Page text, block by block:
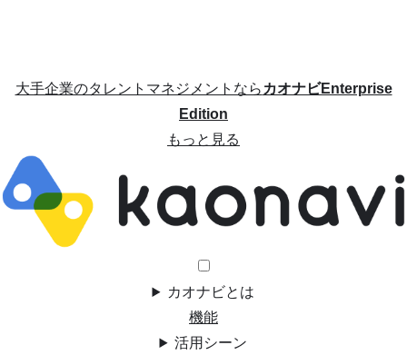
大手企業のタレントマネジメントならカオナビEnterprise
Edition
もっと見る
カオナビとは
機能
活用シーン